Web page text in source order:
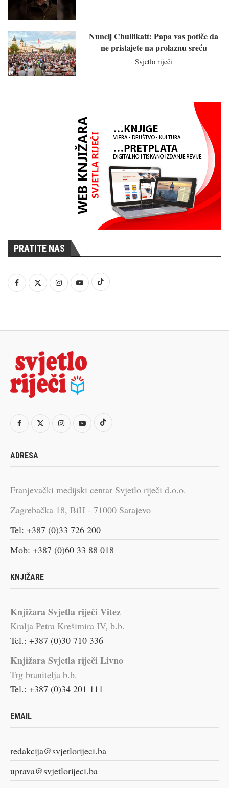
Nuncij Chullikatt: Papa vas potiče da
ne pristajete na prolaznu sreću
Svjetlo riječi
PRATITE NAS
ADRESA
Franjevački medijski centar Svjetlo riječi d.o.o.
Zagrebačka 18, BiH - 71000 Sarajevo
Tel: +387 (0)33 726 200
Mob: +387 (0)60 33 88 018
KNJIŽARE
Knjižara Svjetla riječi Vitez
Kralja Petra Krešimira IV, b.b.
Tel.: +387 (0)30 710 336
Knjižara Svjetla riječi Livno
Trg branitelja b.b.
Tel.: +387 (0)34 201 111
EMAIL
redakcija@svjetlorijeci.ba
uprava@svjetlorijeci.ba